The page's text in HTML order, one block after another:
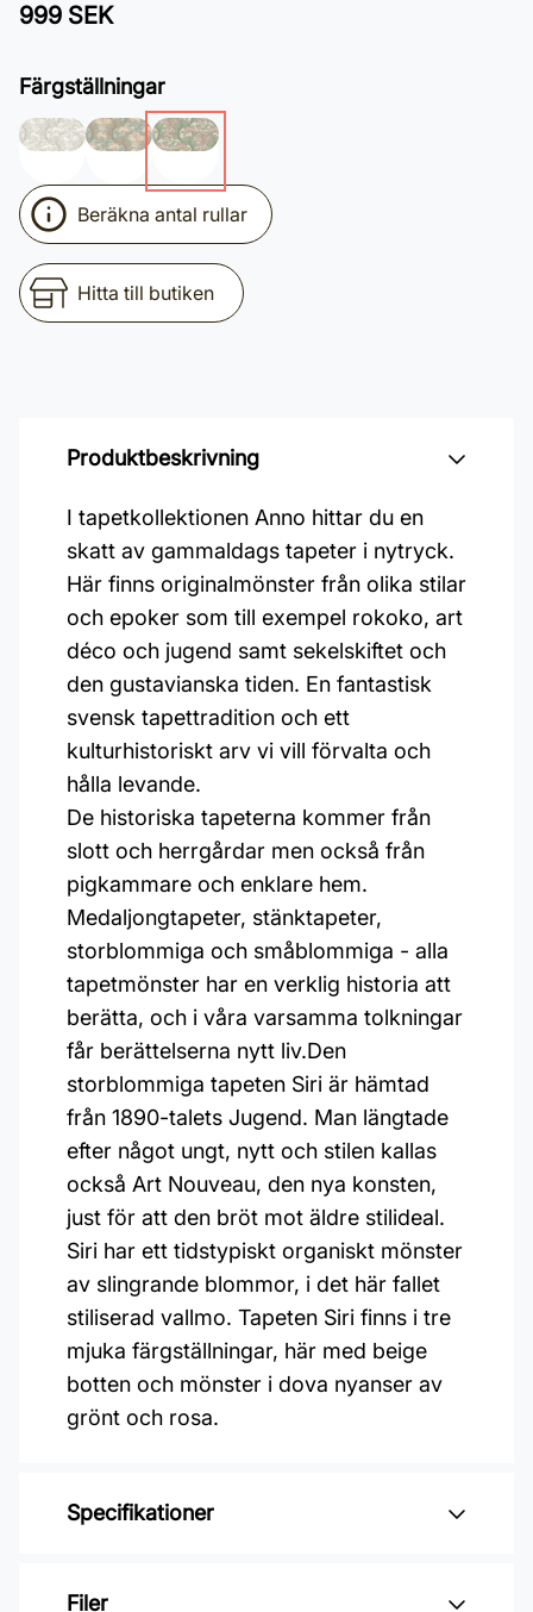
999 SEK
Färgställningar
Beräkna antal rullar
Hitta till butiken
Produktbeskrivning
I tapetkollektionen Anno hittar du en
skatt av gammaldags tapeter i nytryck.
Här finns originalmönster från olika stilar
och epoker som till exempel rokoko, art
déco och jugend samt sekelskiftet och
den gustavianska tiden. En fantastisk
svensk tapettradition och ett
kulturhistoriskt arv vi vill förvalta och
hålla levande.
De historiska tapeterna kommer från
slott och herrgårdar men också från
pigkammare och enklare hem.
Medaljongtapeter, stänktapeter,
storblommiga och småblommiga - alla
tapetmönster har en verklig historia att
berätta, och i våra varsamma tolkningar
får berättelserna nytt liv.Den
storblommiga tapeten Siri är hämtad
från 1890-talets Jugend. Man längtade
efter något ungt, nytt och stilen kallas
också Art Nouveau, den nya konsten,
just för att den bröt mot äldre stilideal.
Siri har ett tidstypiskt organiskt mönster
av slingrande blommor, i det här fallet
stiliserad vallmo. Tapeten Siri finns i tre
mjuka färgställningar, här med beige
botten och mönster i dova nyanser av
grönt och rosa.
Specifikationer
Varumärke: Boråstapeter
Filer